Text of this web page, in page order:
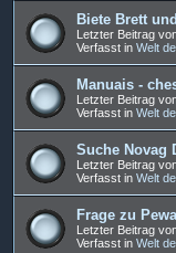
Biete Brett
Letzter Beitrag
Verfasst in Welt
Manuais -
Letzter Beitrag
Verfasst in Welt
Suche Novag
Letzter Beitrag
Verfasst in Welt
Frage zu
Letzter Beitrag
Verfasst in Welt